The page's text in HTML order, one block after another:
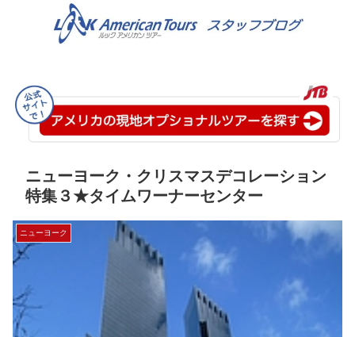
ニューヨーク・クリスマスデコレーション
特集３★タイムワーナーセンター
ニューヨーク